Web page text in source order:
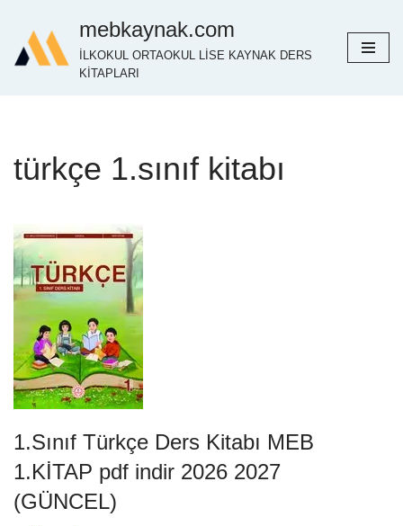
İçeriğe
geç
mebkaynak.com
İLKOKUL ORTAOKUL LİSE KAYNAK DERS
KİTAPLARI
türkçe 1.sınıf kitabı
1.Sınıf Türkçe Ders Kitabı MEB
1.KİTAP pdf indir 2026 2027
(GÜNCEL)